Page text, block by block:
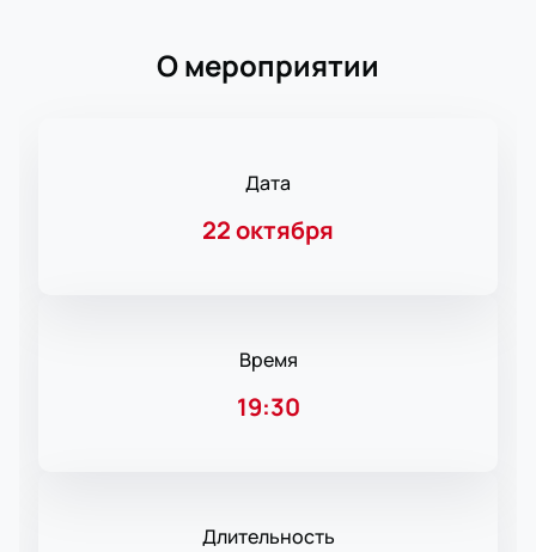
О мероприятии
Дата
22 октября
Время
19:30
Длительность